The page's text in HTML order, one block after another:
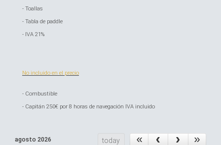
- Toallas
- Tabla de paddle
- IVA 21%
No incluido en el precio
- Combustible
- Capitán 250€ por 8 horas de navegación IVA incluido
agosto 2026 today